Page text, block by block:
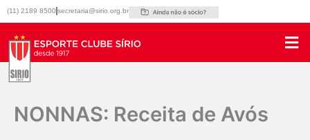
para
conteúdo
(11) 2189 8500 secretaria@sirio.org.br
NONNAS: Receita de Avós